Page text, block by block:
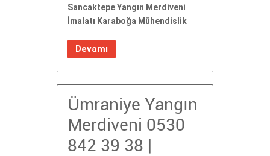
Sancaktepe Yangın Merdiveni
İmalatı Karaboğa Mühendislik
Devamı
Ümraniye Yangın
Merdiveni 0530
842 39 38 |